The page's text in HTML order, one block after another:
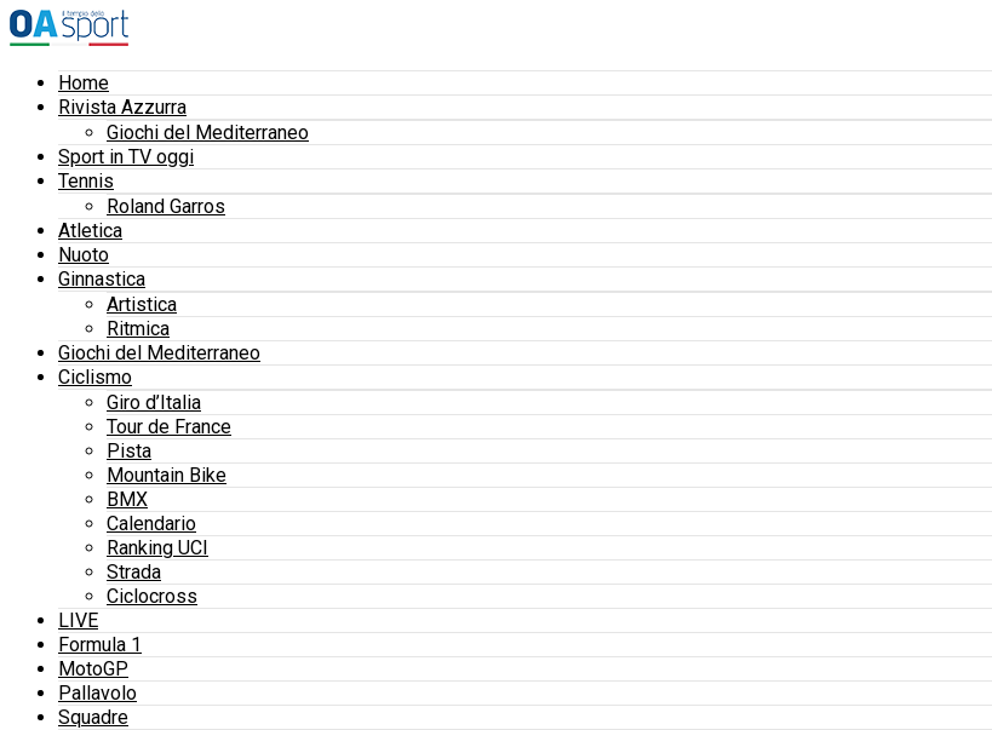
Home
Rivista Azzurra
Giochi del Mediterraneo
Sport in TV oggi
Tennis
Roland Garros
Atletica
Nuoto
Ginnastica
Artistica
Ritmica
Giochi del Mediterraneo
Ciclismo
Giro d’Italia
Tour de France
Pista
Mountain Bike
BMX
Calendario
Ranking UCI
Strada
Ciclocross
LIVE
Formula 1
MotoGP
Pallavolo
Squadre